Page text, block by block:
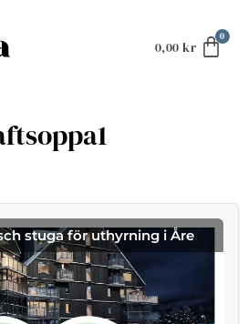
0,00 kr
stuga för uthyrning i Åre